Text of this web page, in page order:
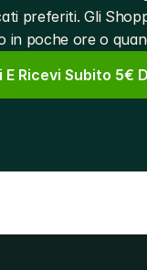
preferiti. Gli
in poche ore o
Ricevi Subito 5€